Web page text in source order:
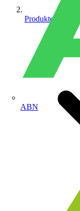
ABN
Produkte